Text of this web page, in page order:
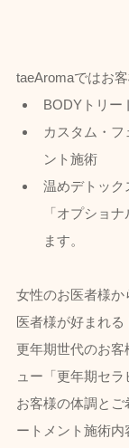
taeAromaではお
BODYトリー
カスタム・フ
ント施術
温めデトック
「オプショ
ます。
女性のお医者様か
医者様が好まれる
更年期世代のお
ュー「更年期セラ
お客様の体調とご
ートメント施術内